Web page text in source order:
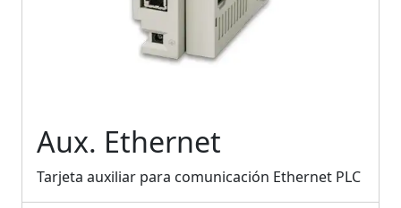
Aux. Ethernet
Tarjeta auxiliar para comunicación Ethernet PLC